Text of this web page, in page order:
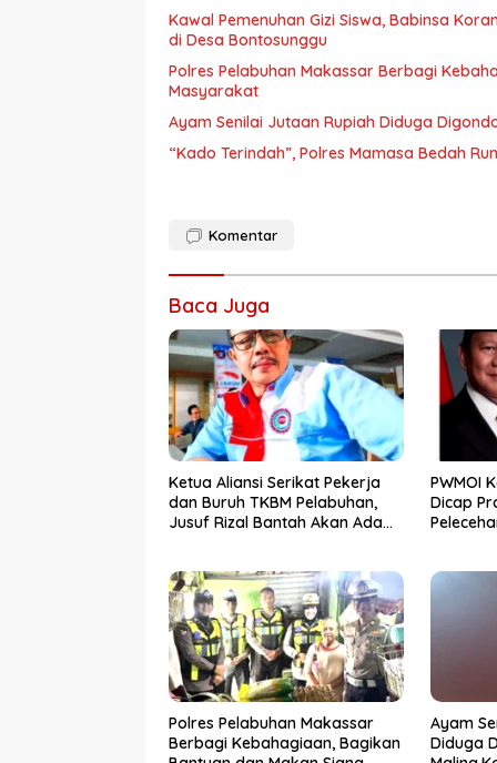
Kawal Pemenuhan Gizi Siswa, Babinsa
di Desa Bontosunggu
Polres Pelabuhan Makassar Berbagi
Masyarakat
Ayam Senilai Jutaan Rupiah Diduga
“Kado Terindah”, Polres Mamasa Bedah
Komentar
Baca Juga
Ketua Aliansi Serikat Pekerja
dan Buruh TKBM Pelabuhan,
Jusuf Rizal Bantah Akan Ada
PWMOI
Dicap
Polres Pelabuhan Makassar
Berbagi Kebahagiaan, Bagikan
Ayam
Diduga